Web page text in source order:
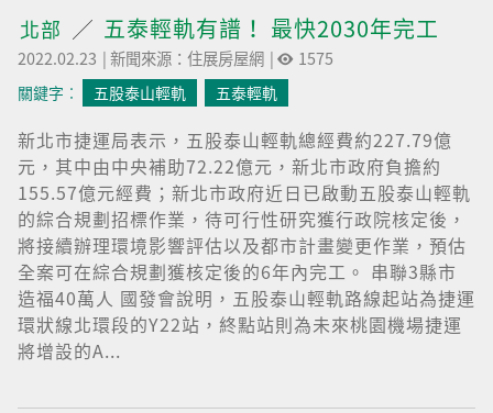
北部 五泰輕軌有譜！ 最快2030年完工
2022.02.23 |新聞來源：住展房屋網 | 1575
關鍵字︰ 五股泰山輕軌 五泰輕軌
新北市捷運局表示，五股泰山輕軌總經費約227.79億
元，其中由中央補助72.22億元，新北市政府負擔約
155.57億元經費；新北市政府近日已啟動五股泰山輕軌
的綜合規劃招標作業，待可行性研究獲行政院核定後，
將接續辦理環境影響評估以及都市計畫變更作業，預估
全案可在綜合規劃獲核定後的6年內完工。 串聯3縣市
造福40萬人 國發會說明，五股泰山輕軌路線起站為捷運
環狀線北環段的Y22站，終點站則為未來桃園機場捷運
將增設的A...